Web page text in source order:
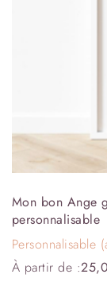
Mon bon Ange
personnalisable
Personnalisable
À partir de :